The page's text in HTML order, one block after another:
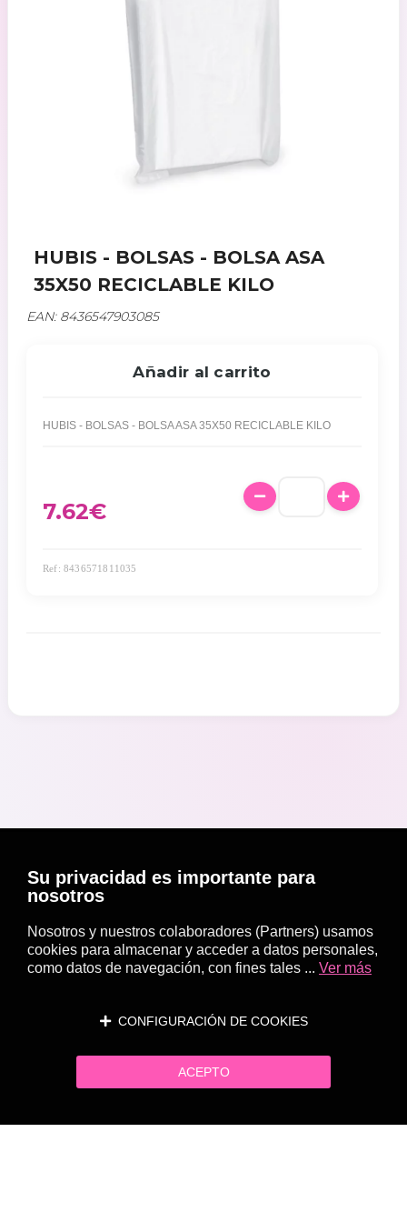
HUBIS - BOLSAS - BOLSA ASA
35X50 RECICLABLE KILO
EAN: 8436547903085
Añadir al carrito
HUBIS - BOLSAS - BOLSA ASA 35X50 RECICLABLE KILO
7.62€
Ref: 8436571811035
Su privacidad es importante para
nosotros
Nosotros y nuestros colaboradores (Partners) usamos
cookies para almacenar y acceder a datos personales,
como datos de navegación, con fines tales ... Ver más
CONFIGURACIÓN DE COOKIES
ACEPTO